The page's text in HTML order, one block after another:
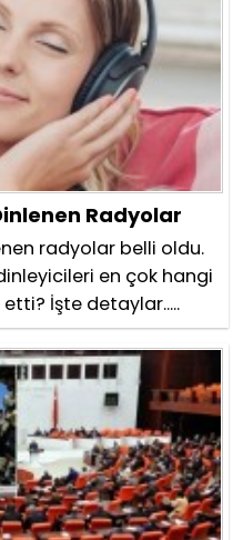
Radyolar
radyolar belli oldu.
en çok hangi
İşte detaylar.....